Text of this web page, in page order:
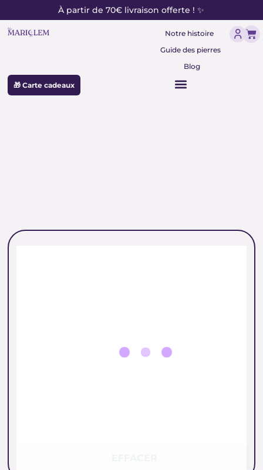
au
contenu
À partir de 70€ livraison offerte ! ✨
Notre histoire
Guide des pierres
Blog
🎁 Carte cadeaux